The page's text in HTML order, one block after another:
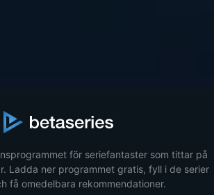
för seriefantaster som tittar på
Ladda ner programmet gratis, fyll i de serier
få omedelbara rekommendationer.